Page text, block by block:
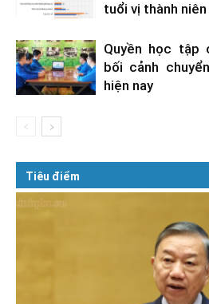
tuổi vị thành
Quyền học tập
bối cảnh
hiện nay
Tiêu điểm